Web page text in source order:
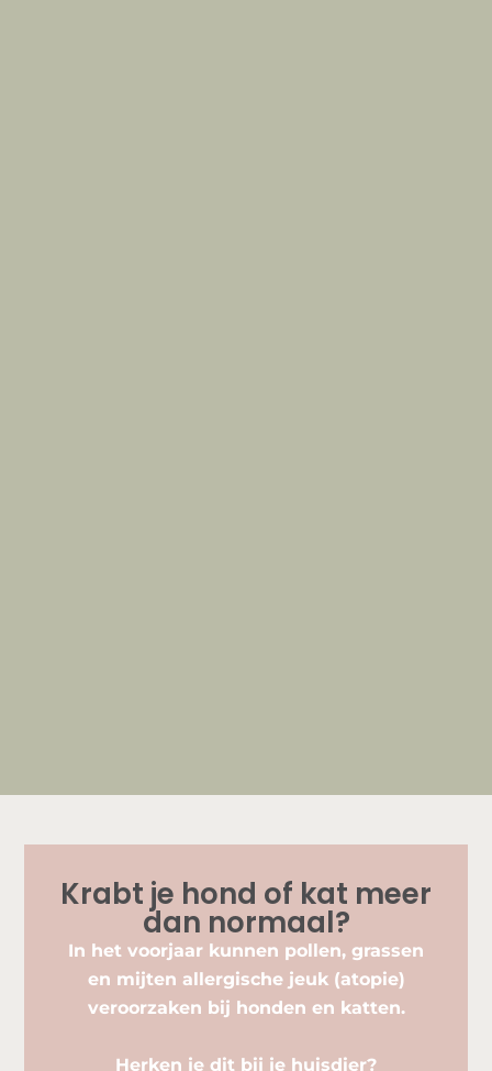
Krabt je hond of kat meer
dan normaal?
In het voorjaar kunnen pollen, grassen
en mijten allergische jeuk (atopie)
veroorzaken bij honden en katten.
Herken je dit bij je huisdier?